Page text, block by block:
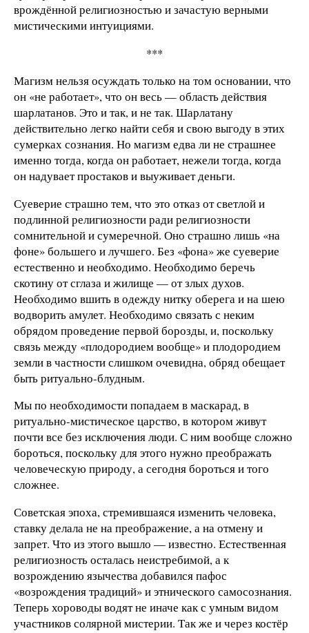
врождённой религиозностью и зачастую верными
мистическими интуициями.
***
Магизм нельзя осуждать только на том основании, что
он «не работает», что он весь — область действия
шарлатанов. Это и так, и не так. Шарлатану
действительно легко найти себя и свою выгоду в этих
сумерках сознания. Но магизм едва ли не страшнее
именно тогда, когда он работает, нежели тогда, когда
он надувает простаков и выуживает деньги.
Суеверие страшно тем, что это отказ от светлой и
подлинной религиозности ради религиозности
сомнительной и сумеречной. Оно страшно лишь «на
фоне» большего и лучшего. Без «фона» же суеверие
естественно и необходимо. Необходимо беречь
скотину от сглаза и жилище — от злых духов.
Необходимо вшить в одежду нитку оберега и на шею
водворить амулет. Необходимо связать с неким
обрядом проведение первой борозды, и, поскольку
связь между «плодородием вообще» и плодородием
земли в частности слишком очевидна, обряд обещает
быть ритуально-блудным.
Мы по необходимости попадаем в маскарад, в
ритуально-мистическое царство, в котором живут
почти все без исключения люди. С ним вообще сложно
бороться, поскольку для этого нужно преображать
человеческую природу, а сегодня бороться и того
сложнее.
Советская эпоха, стремившаяся изменить человека,
ставку делала не на преображение, а на отмену и
запрет. Что из этого вышло — известно. Естественная
религиозность осталась неистребимой, а к
возрождению язычества добавился пафос
«возрождения традиций» и этнического самосознания.
Теперь хороводы водят не иначе как с умным видом
участников солярной мистерии. Так же и через костёр